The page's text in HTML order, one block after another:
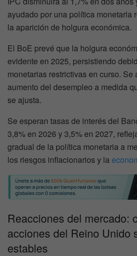
ayudado por una política monetaria
la aparición de holgura económica.
El BoE prevé que la holgura
evidente en 2025, persistiendo
monetarias restrictivas en curso. Se
aumento del desempleo a medida
se ajusta.
Se esperan tasas de interés del
3,8% en 2026 y 3,5% en 2027,
gradual de la política monetaria a
los riesgos inflacionarios y la
Reacciones del mercado:
acciones del Reino Unido
estables